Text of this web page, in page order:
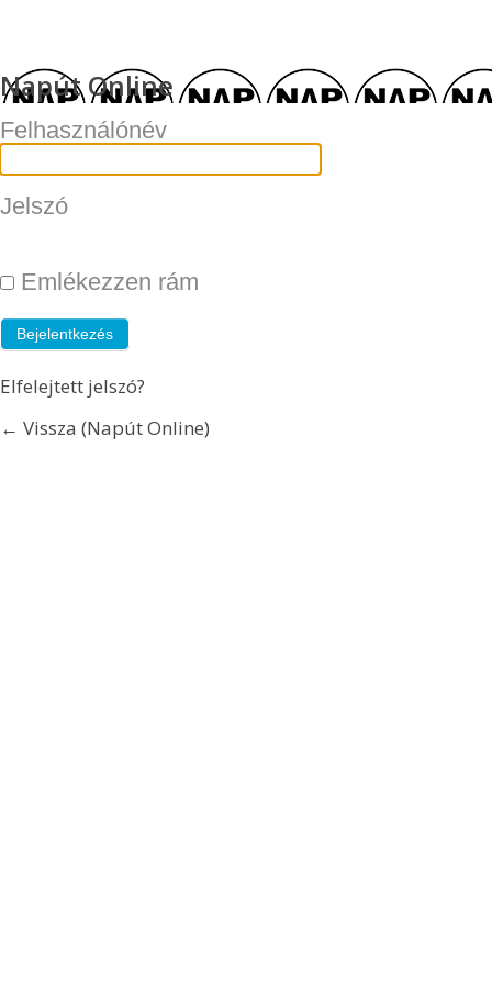
Napút Online
Felhasználónév
Jelszó
Emlékezzen rám
Elfelejtett jelszó?
← Vissza (Napút Online)